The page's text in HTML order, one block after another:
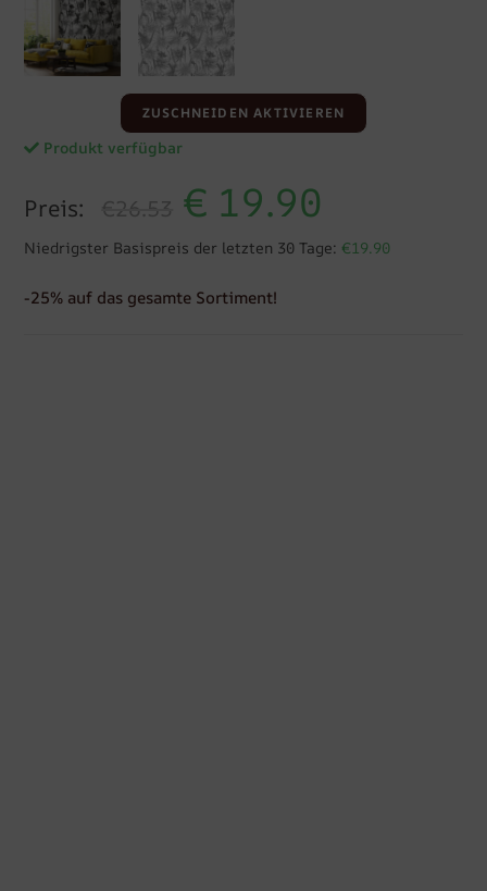
ZUSCHNEIDEN AKTIVIEREN
Produkt verfügbar
Preis: €26.53 € 19.90
Niedrigster Basispreis der letzten 30 Tage: €19.90
-25% auf das gesamte Sortiment!